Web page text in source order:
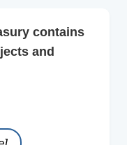
contains
and